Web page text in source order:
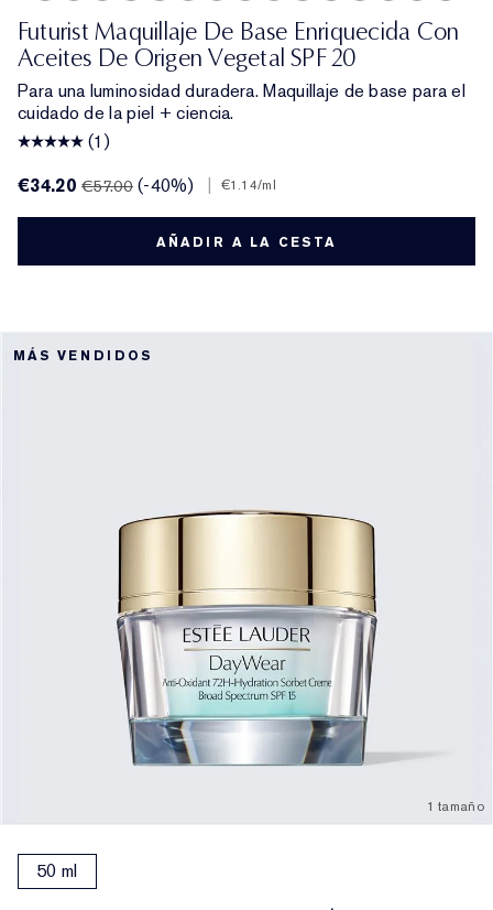
Futurist Maquillaje De Base Enriquecida Con
Aceites De Origen Vegetal SPF 20
Para una luminosidad duradera. Maquillaje de base para el
cuidado de la piel + ciencia.
(1)
€34.20€57.00 (-40%) €1.14/ml
AÑADIR A LA CESTA
MÁS VENDIDOS
1 tamaño
50 ml